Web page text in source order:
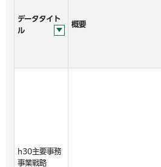
データタイト
ル
概要
h30主要事務
事業戦略